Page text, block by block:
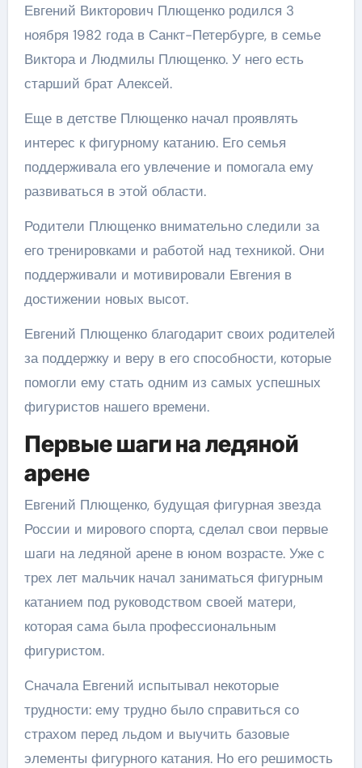
Евгений Викторович Плющенко родился 3
ноября 1982 года в Санкт-Петербурге, в семье
Виктора и Людмилы Плющенко. У него есть
старший брат Алексей.
Еще в детстве Плющенко начал проявлять
интерес к фигурному катанию. Его семья
поддерживала его увлечение и помогала ему
развиваться в этой области.
Родители Плющенко внимательно следили за
его тренировками и работой над техникой. Они
поддерживали и мотивировали Евгения в
достижении новых высот.
Евгений Плющенко благодарит своих родителей
за поддержку и веру в его способности, которые
помогли ему стать одним из самых успешных
фигуристов нашего времени.
Первые шаги на ледяной
арене
Евгений Плющенко, будущая фигурная звезда
России и мирового спорта, сделал свои первые
шаги на ледяной арене в юном возрасте. Уже с
трех лет мальчик начал заниматься фигурным
катанием под руководством своей матери,
которая сама была профессиональным
фигуристом.
Сначала Евгений испытывал некоторые
трудности: ему трудно было справиться со
страхом перед льдом и выучить базовые
элементы фигурного катания. Но его решимость